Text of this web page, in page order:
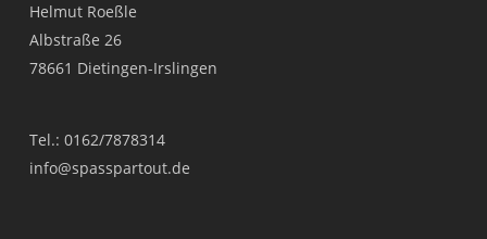
Helmut Roeßle
Albstraße 26
78661 Dietingen-Irslingen
Tel.: 0162/7878314
info@spasspartout.de